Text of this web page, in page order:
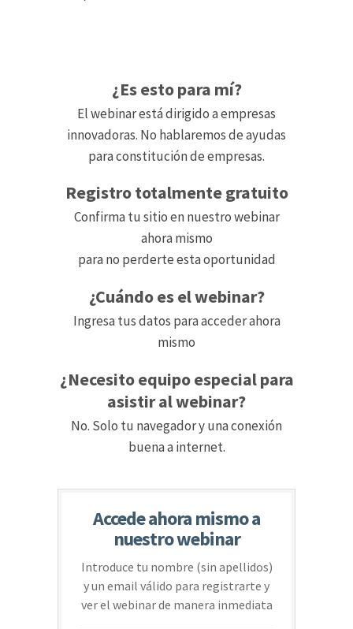
¿Es esto para mí?
El webinar está dirigido a empresas
innovadoras. No hablaremos de ayudas
para constitución de empresas.
Registro totalmente gratuito
Confirma tu sitio en nuestro webinar
ahora mismo
para no perderte esta oportunidad
¿Cuándo es el webinar?
Ingresa tus datos para acceder ahora
mismo
¿Necesito equipo especial para
asistir al webinar?
No. Solo tu navegador y una conexión
buena a internet.
Accede ahora mismo a
nuestro webinar
Introduce tu nombre (sin apellidos)
y un email válido para registrarte y
ver el webinar de manera inmediata